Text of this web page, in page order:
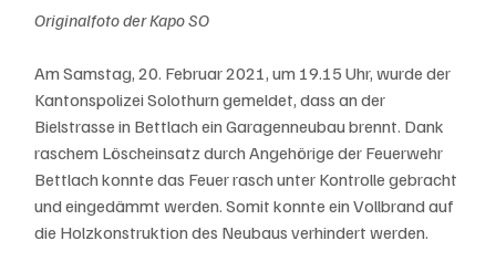
Originalfoto der Kapo SO
Am Samstag, 20. Februar 2021, um 19.15 Uhr, wurde der
Kantonspolizei Solothurn gemeldet, dass an der
Bielstrasse in Bettlach ein Garagenneubau brennt. Dank
raschem Löscheinsatz durch Angehörige der Feuerwehr
Bettlach konnte das Feuer rasch unter Kontrolle gebracht
und eingedämmt werden. Somit konnte ein Vollbrand auf
die Holzkonstruktion des Neubaus verhindert werden.